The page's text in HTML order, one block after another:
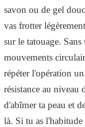
savon ou de gel
vas frotter
sur le tatouage.
mouvements
répéter l'opération
résistance au
d'abîmer ta peau et
là. Si tu as